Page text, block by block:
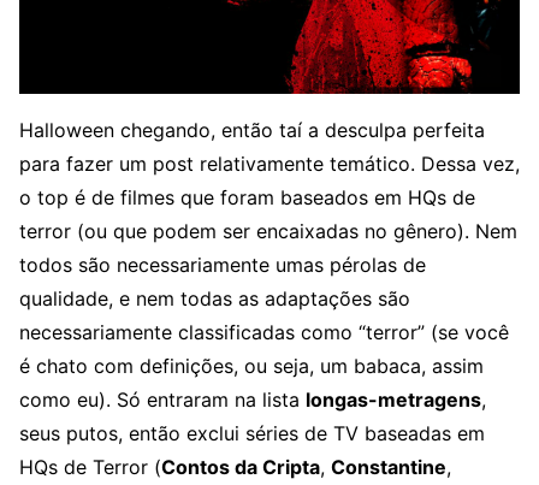
Halloween chegando, então taí a desculpa perfeita
para fazer um post relativamente temático. Dessa vez,
o top é de filmes que foram baseados em HQs de
terror (ou que podem ser encaixadas no gênero). Nem
todos são necessariamente umas pérolas de
qualidade, e nem todas as adaptações são
necessariamente classificadas como “terror” (se você
é chato com definições, ou seja, um babaca, assim
como eu). Só entraram na lista longas-metragens,
seus putos, então exclui séries de TV baseadas em
HQs de Terror (Contos da Cripta, Constantine,